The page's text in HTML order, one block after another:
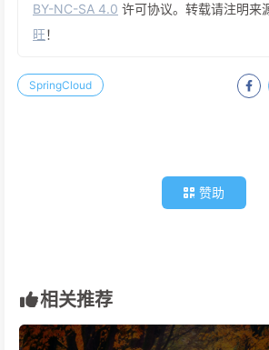
BY-NC-SA 4.0 许可协议。转载请注明来
旺！
SpringCloud
赞助
相关推荐